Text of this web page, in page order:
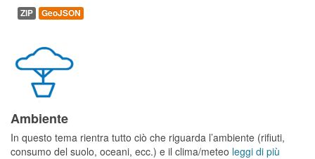
ZIP GeoJSON
Ambiente
In questo tema rientra tutto ciò che riguarda l’ambiente (rifiuti,
consumo del suolo, oceani, ecc.) e il clima/meteo leggi di più